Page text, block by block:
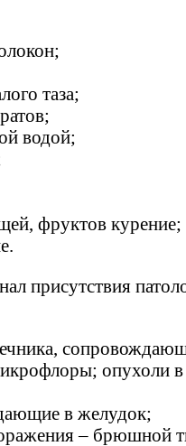
таза;
водой;
фруктов курение;
присутствия
опухоли
в желудок;
– брюшной